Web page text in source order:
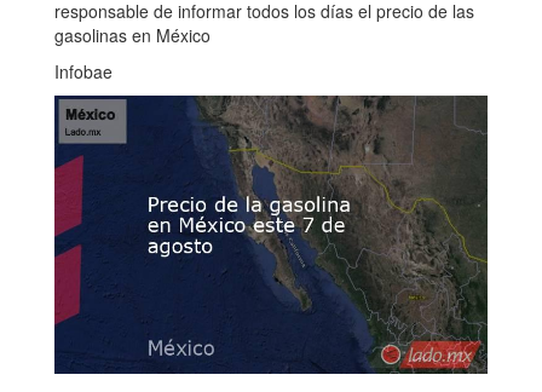
responsable de informar todos los días el precio de las
gasolinas en México
Infobae